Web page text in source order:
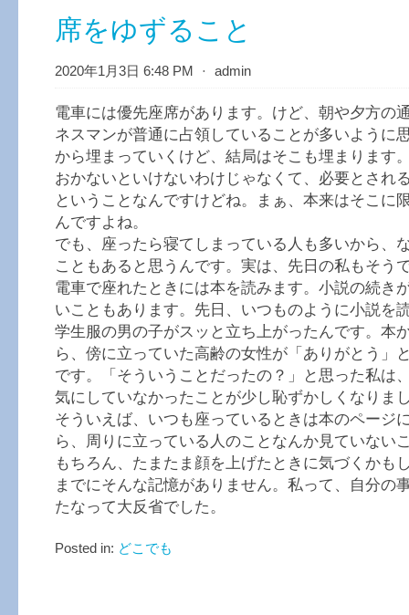
席をゆずること
2020年1月3日 6:48 PM ⋅ admin
電車には優先座席があります。けど、朝や夕方の
ネスマンが普通に占領していることが多いように
から埋まっていくけど、結局はそこも埋まります
おかないといけないわけじゃなくて、必要とされ
ということなんですけどね。まぁ、本来はそこに
んですよね。
でも、座ったら寝てしまっている人も多いから、
こともあると思うんです。実は、先日の私もそう
電車で座れたときには本を読みます。小説の続き
いこともあります。先日、いつものように小説を
学生服の男の子がスッと立ち上がったんです。本
ら、傍に立っていた高齢の女性が「ありがとう」
です。「そういうことだったの？」と思った私は
気にしていなかったことが少し恥ずかしくなりま
そういえば、いつも座っているときは本のページ
ら、周りに立っている人のことなんか見ていない
もちろん、たまたま顔を上げたときに気づくかも
までにそんな記憶がありません。私って、自分の
たなって大反省でした。
Posted in: どこでも